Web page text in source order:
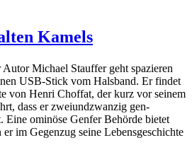
Kamels
Michael Stauffer geht spazieren
USB-Stick vom Halsband. Er findet
von Henri Choffat, der kurz vor seinem
dass er zweiundzwanzig gen-
Eine ominöse Genfer Behörde bietet
im Gegenzug seine Lebensgeschichte